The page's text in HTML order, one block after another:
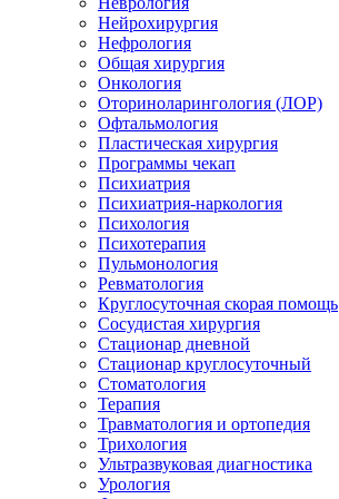
Нейрохирургия
Нефрология
Общая хирургия
Онкология
Оториноларингология (ЛОР)
Офтальмология
Пластическая хирургия
Программы чекап
Психиатрия
Психиатрия-наркология
Психология
Психотерапия
Пульмонология
Ревматология
Круглосуточная скорая помощь
Сосудистая хирургия
Стационар дневной
Стационар круглосуточный
Стоматология
Терапия
Травматология и ортопедия
Трихология
Ультразвуковая диагностика
Урология